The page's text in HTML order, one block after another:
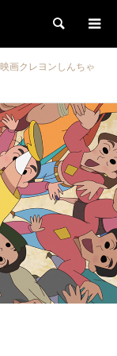
検索
映画クレヨンしんちゃ